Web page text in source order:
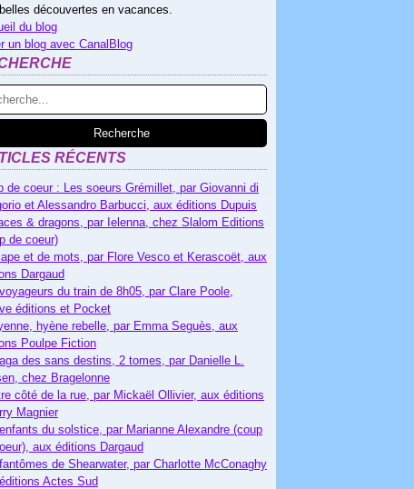
découvertes en vacances.
du blog
un blog avec CanalBlog
RÉCENTS
de coeur : Les soeurs Grémillet, par Giovanni di
et Alessandro Barbucci, aux éditions Dupuis
& dragons, par Ielenna, chez Slalom Editions
de coeur)
et de mots, par Flore Vesco et Kerascoët, aux
Dargaud
du train de 8h05, par Clare Poole,
éditions et Pocket
hyène rebelle, par Emma Seguès, aux
Poulpe Fiction
des sans destins, 2 tomes, par Danielle L.
chez Bragelonne
côté de la rue, par Mickaël Ollivier, aux éditions
Magnier
du solstice, par Marianne Alexandre (coup
aux éditions Dargaud
de Shearwater, par Charlotte McConaghy
Actes Sud